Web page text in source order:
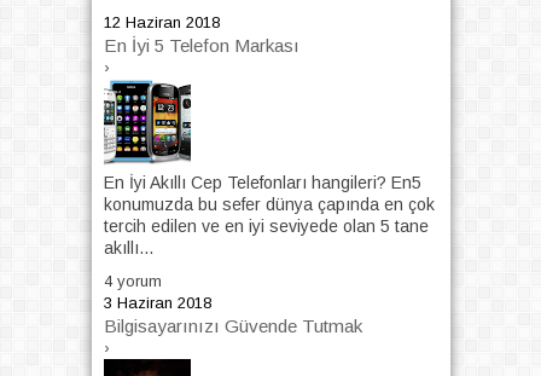
12 Haziran 2018
En İyi 5 Telefon Markası
›
En İyi Akıllı Cep Telefonları hangileri? En5
konumuzda bu sefer dünya çapında en çok
tercih edilen ve en iyi seviyede olan 5 tane
akıllı...
4 yorum
3 Haziran 2018
Bilgisayarınızı Güvende Tutmak
›